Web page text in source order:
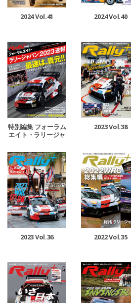
2024 Vol.41 2024 Vol.40
特別編集 フォーラム
エイト・ラリージャ
パン 2023 速報
2023 Vol.38
2023 Vol.36 2022 Vol.35